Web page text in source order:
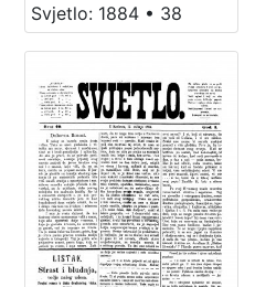
Svjetlo: 1884 • 38